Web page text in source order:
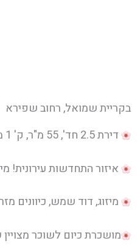
בקריית שמואל, רחוב שפירא
דירת 2.5 חד', 55 מ"ר, ק' 1 מתוך 3.
איזור התחדשות עירונית!
מיזוג, דוד שמש, כיוונים
מושכרת כיום לשוכר